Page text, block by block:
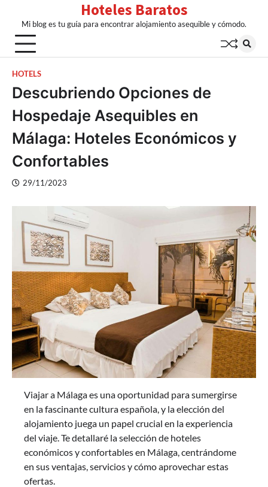
content
Hoteles Baratos
Mi blog es tu guía para encontrar alojamiento asequible y cómodo.
HOTELS
Descubriendo Opciones de
Hospedaje Asequibles en
Málaga: Hoteles Económicos y
Confortables
29/11/2023
Viajar a Málaga es una oportunidad para sumergirse
en la fascinante cultura española, y la elección del
alojamiento juega un papel crucial en la experiencia
del viaje. Te detallaré la selección de hoteles
económicos y confortables en Málaga, centrándome
en sus ventajas, servicios y cómo aprovechar estas
ofertas.